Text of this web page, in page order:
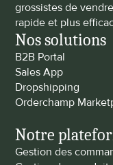
grossistes de
rapide et plus
Nos solutions
B2B Portal
Sales App
Dropshipping
Orderchamp
Notre
Gestion des